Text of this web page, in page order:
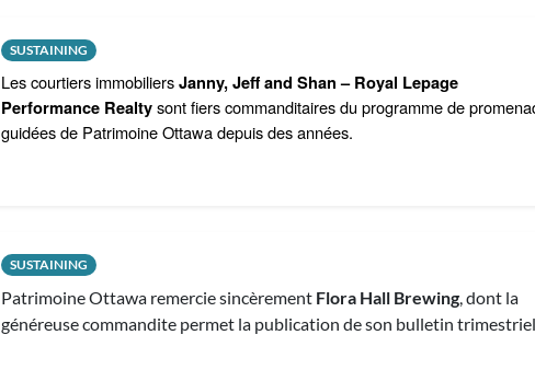
SUSTAINING
Les courtiers immobiliersJanny, Jeff and Shan – Royal Lepage
Performance Realtysont fiers commanditaires du programme de
guidées de Patrimoine Ottawa depuis des années.
SUSTAINING
Patrimoine Ottawa remercie sincèrement Flora Hall Brewing, dont la
généreuse commandite permet la publication de son bulletin